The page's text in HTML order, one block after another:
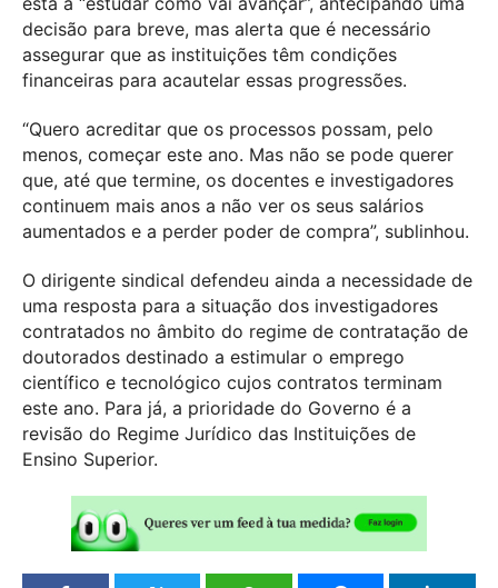
decisão para breve, mas alerta que é necessário
assegurar que as instituições têm condições
financeiras para acautelar essas progressões.
“Quero acreditar que os processos possam, pelo
menos, começar este ano. Mas não se pode querer
que, até que termine, os docentes e investigadores
continuem mais anos a não ver os seus salários
aumentados e a perder poder de compra”, sublinhou.
O dirigente sindical defendeu ainda a necessidade de
uma resposta para a situação dos investigadores
contratados no âmbito do regime de contratação de
doutorados destinado a estimular o emprego
científico e tecnológico cujos contratos terminam
este ano. Para já, a prioridade do Governo é a
revisão do Regime Jurídico das Instituições de
Ensino Superior.